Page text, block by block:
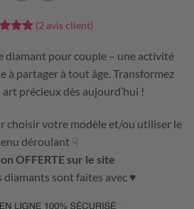
sur
(2 avis client)
diamant pour couple – une activité
à partager à tout âge. Transformez
précieux dès aujourd’hui !
choisir votre modèle et/ou utiliser le
déroulant ☟
OFFERTE sur le site
diamants sont faites avec ♥